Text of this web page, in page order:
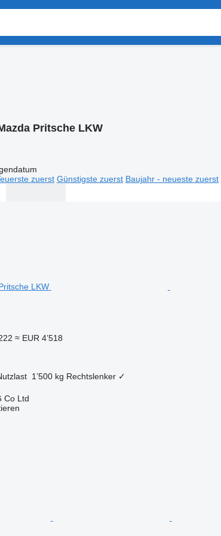
Pritsche LKW
zuerst Günstigste zuerst Baujahr - neueste zuerst
≈ EUR 4’518
1’500 kg Rechtslenker ✓
Co Ltd